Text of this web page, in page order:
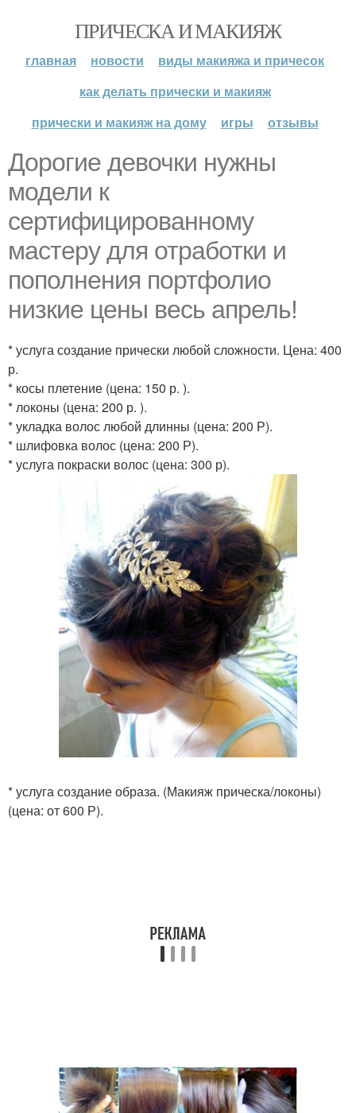
ПРИЧЕСКА И МАКИЯЖ
главная новости
виды макияжа и причесок
как делать прически и макияж
прически и макияж на дому
игры отзывы
Дорогие девочки нужны
модели к
сертифицированному
мастеру для отработки и
пополнения портфолио
низкие цены весь апрель!
* услуга создание прически любой сложности. Цена: 400
р.
* косы плетение (цена: 150 р. ).
* локоны (цена: 200 р. ).
* укладка волос любой длинны (цена: 200 Р).
* шлифовка волос (цена: 200 Р).
* услуга покраски волос (цена: 300 р).
* услуга создание образа. (Макияж прическа/локоны)
(цена: от 600 Р).